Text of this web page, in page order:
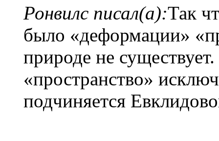
Ронвилс писал(а):Так
было «деформации»
природе не
«пространство»
подчиняется